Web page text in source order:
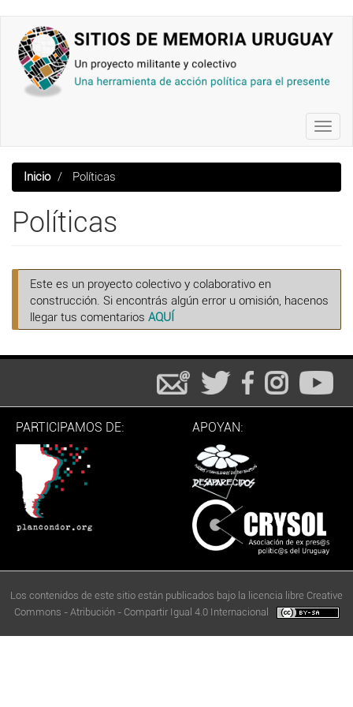
contenido
principal
Inicio Políticas
Políticas
Este es un proyecto colectivo y colaborativo en
construcción. Si encontrás algún error u omisión, hacenos
llegar tus comentarios AQUÍ
PARTICIPAMOS DE: APOYAN:
Los contenidos de este sitio están publicados bajo la licencia libre Creative
Commons - Atribución - Compartir Igual 4.0 Internacional